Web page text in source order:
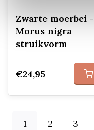
Zwarte moerbei -
Morus nigra
struikvorm
€24,95
1 2 3